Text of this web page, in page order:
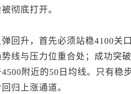
彻底打开。
回升，首先必须站稳4100关
线与压力位重合处；成功突
附近的50日均线。只有稳
归上涨通道。